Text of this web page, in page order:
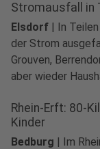
Stromausfall in
Elsdorf | In
der Strom
Grouven,
aber wieder
Rhein-Erft: 80-
Kinder
Bedburg | Im